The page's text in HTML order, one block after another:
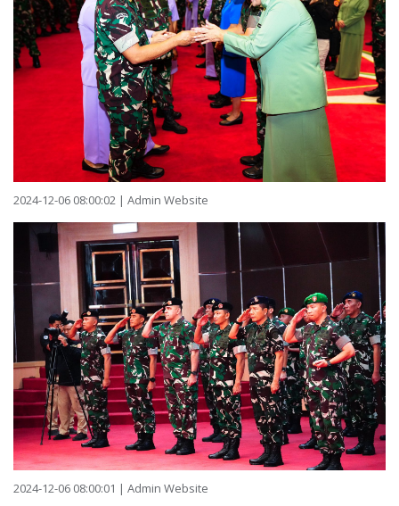
2024-12-06 08:00:02 | Admin Website
2024-12-06 08:00:01 | Admin Website